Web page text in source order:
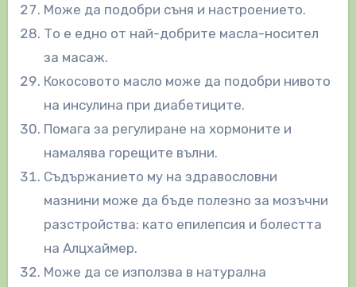
Може да подобри съня и настроението.
То е едно от най-добрите масла-носител
за масаж.
Кокосовото масло може да подобри нивото
на инсулина при диабетиците.
Помага за регулиране на хормоните и
намалява горещите вълни.
Съдържанието му на здравословни
мазнини може да бъде полезно за мозъчни
разстройства: като епилепсия и болестта
на Алцхаймер.
Може да се използва в натурална